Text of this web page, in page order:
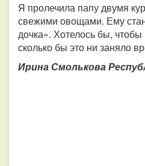
Я пролечила папу двумя
свежими овощами. Ему
дочка». Хотелось бы,
сколько бы это ни заняло
Ирина Смолькова